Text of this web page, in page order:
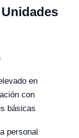
en
con
básicas
personal